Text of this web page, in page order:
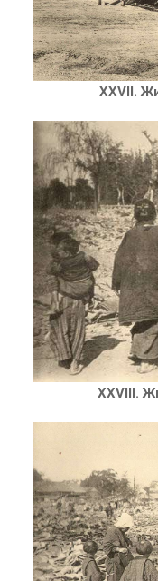
XXVII.
XXVIII.